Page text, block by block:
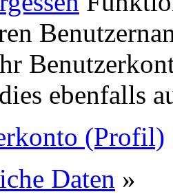
ebenfalls
(Profil)
Daten »